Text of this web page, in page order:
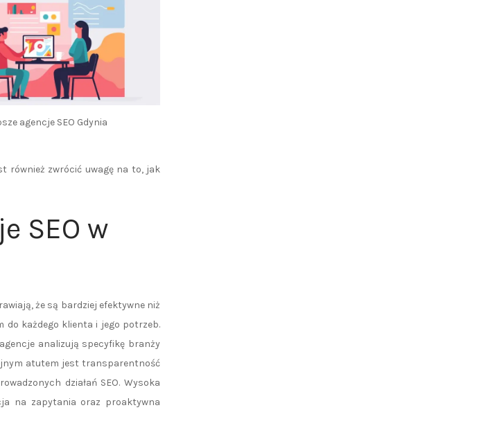
agencje SEO Gdynia
również zwrócić uwagę na to, jak
SEO w
że są bardziej efektywne niż
do każdego klienta i jego potrzeb.
analizują specyfikę branży
atutem jest transparentność
działań SEO. Wysoka
na zapytania oraz proaktywna